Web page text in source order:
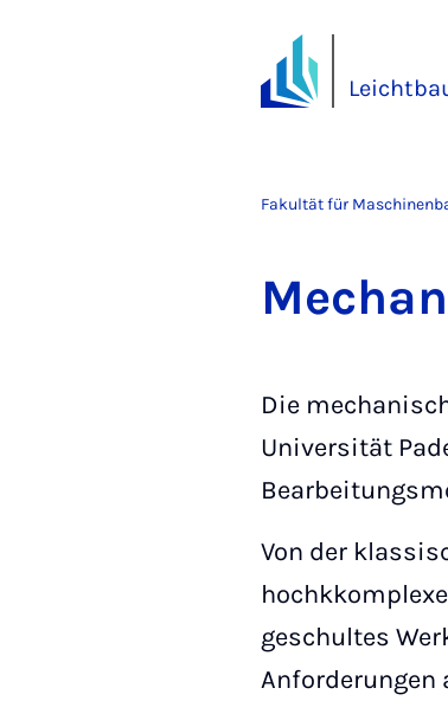
Fakultät für
Die
Universität
Von der
geschultes
Anforderungen